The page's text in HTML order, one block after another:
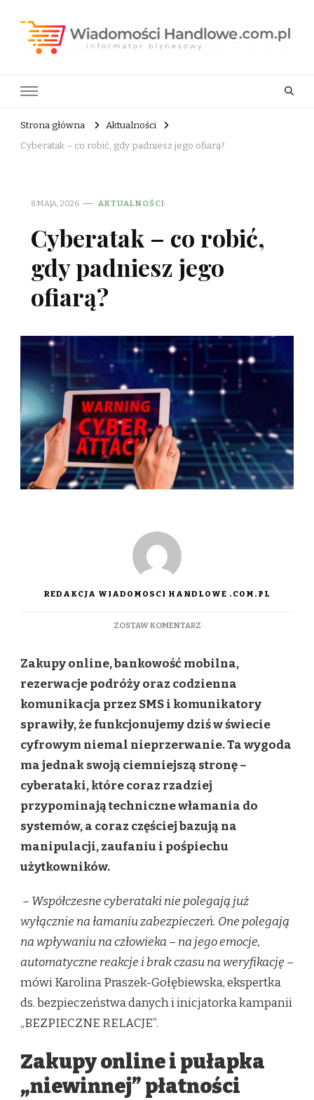
Strona główna
Aktualności
Cyberatak – co robić, gdy padniesz jego ofiarą?
8 MAJA, 2026 AKTUALNOŚCI
Cyberatak – co robić,
gdy padniesz jego
ofiarą?
REDAKCJA WIADOMOSCI HANDLOWE .COM.PL
ZOSTAW KOMENTARZDO
CO
ROBIĆ,
GDY
PADNIESZ
JEGO
OFIARĄ?
Zakupy online, bankowość mobilna,
rezerwacje podróży oraz codzienna
komunikacja przez SMS i komunikatory
sprawiły, że funkcjonujemy dziś w świecie
cyfrowym niemal nieprzerwanie. Ta wygoda
ma jednak swoją ciemniejszą stronę –
cyberataki, które coraz rzadziej
przypominają techniczne włamania do
systemów, a coraz częściej bazują na
manipulacji, zaufaniu i pośpiechu
użytkowników.
– Współczesne cyberataki nie polegają już
wyłącznie na łamaniu zabezpieczeń. One polegają
na wpływaniu na człowieka – na jego emocje,
automatyczne reakcje i brak czasu na weryfikację –
mówi Karolina Praszek-Gołębiewska, ekspertka
ds. bezpieczeństwa danych i inicjatorka kampanii
„BEZPIECZNE RELACJE”.
Zakupy online i pułapka
„niewinnej” płatności